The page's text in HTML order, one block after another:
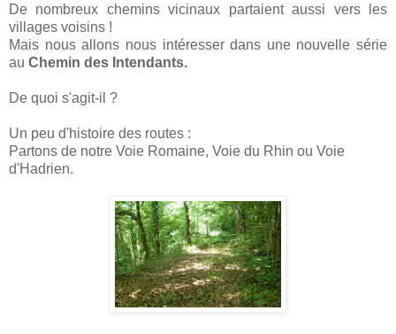
De nombreux chemins vicinaux partaient aussi vers les
villages voisins !
Mais nous allons nous intéresser dans une nouvelle série
au Chemin des Intendants.
De quoi s'agit-il ?
Un peu d'histoire des routes :
Partons de notre Voie Romaine, Voie du Rhin ou Voie
d'Hadrien.